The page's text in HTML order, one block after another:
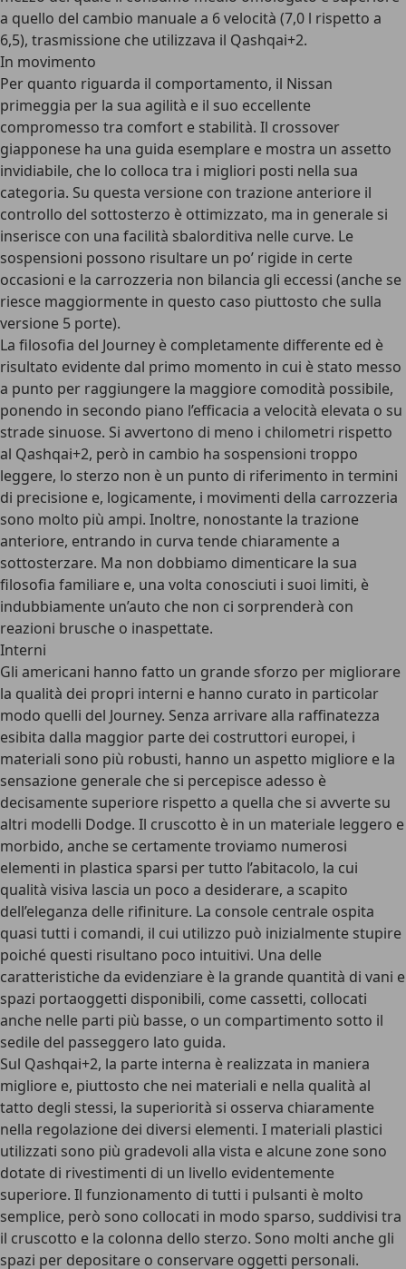
a quello del cambio manuale a 6 velocità (7,0 l rispetto a
6,5), trasmissione che utilizzava il Qashqai+2.
In movimento
Per quanto riguarda il comportamento, il Nissan
primeggia per la sua agilità e il suo eccellente
compromesso tra comfort e stabilità. Il crossover
giapponese ha una guida esemplare e mostra un assetto
invidiabile, che lo colloca tra i migliori posti nella sua
categoria. Su questa versione con trazione anteriore il
controllo del sottosterzo è ottimizzato, ma in generale si
inserisce con una facilità sbalorditiva nelle curve. Le
sospensioni possono risultare un po’ rigide in certe
occasioni e la carrozzeria non bilancia gli eccessi (anche se
riesce maggiormente in questo caso piuttosto che sulla
versione 5 porte).
La filosofia del Journey è completamente differente ed è
risultato evidente dal primo momento in cui è stato messo
a punto per raggiungere la maggiore comodità possibile,
ponendo in secondo piano l’efficacia a velocità elevata o su
strade sinuose. Si avvertono di meno i chilometri rispetto
al Qashqai+2, però in cambio ha sospensioni troppo
leggere, lo sterzo non è un punto di riferimento in termini
di precisione e, logicamente, i movimenti della carrozzeria
sono molto più ampi. Inoltre, nonostante la trazione
anteriore, entrando in curva tende chiaramente a
sottosterzare. Ma non dobbiamo dimenticare la sua
filosofia familiare e, una volta conosciuti i suoi limiti, è
indubbiamente un’auto che non ci sorprenderà con
reazioni brusche o inaspettate.
Interni
Gli americani hanno fatto un grande sforzo per migliorare
la qualità dei propri interni e hanno curato in particolar
modo quelli del Journey. Senza arrivare alla raffinatezza
esibita dalla maggior parte dei costruttori europei, i
materiali sono più robusti, hanno un aspetto migliore e la
sensazione generale che si percepisce adesso è
decisamente superiore rispetto a quella che si avverte su
altri modelli Dodge. Il cruscotto è in un materiale leggero e
morbido, anche se certamente troviamo numerosi
elementi in plastica sparsi per tutto l’abitacolo, la cui
qualità visiva lascia un poco a desiderare, a scapito
dell’eleganza delle rifiniture. La console centrale ospita
quasi tutti i comandi, il cui utilizzo può inizialmente stupire
poiché questi risultano poco intuitivi. Una delle
caratteristiche da evidenziare è la grande quantità di vani e
spazi portaoggetti disponibili, come cassetti, collocati
anche nelle parti più basse, o un compartimento sotto il
sedile del passeggero lato guida.
Sul Qashqai+2, la parte interna è realizzata in maniera
migliore e, piuttosto che nei materiali e nella qualità al
tatto degli stessi, la superiorità si osserva chiaramente
nella regolazione dei diversi elementi. I materiali plastici
utilizzati sono più gradevoli alla vista e alcune zone sono
dotate di rivestimenti di un livello evidentemente
superiore. Il funzionamento di tutti i pulsanti è molto
semplice, però sono collocati in modo sparso, suddivisi tra
il cruscotto e la colonna dello sterzo. Sono molti anche gli
spazi per depositare o conservare oggetti personali.